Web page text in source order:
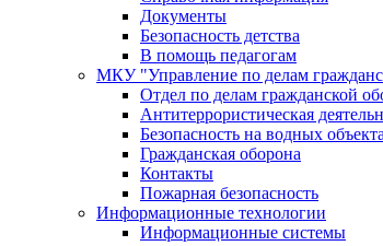
Документы
Безопасность детства
В помощь педагогам
МКУ "Управление по делам
Отдел по делам гражданской
Антитеррористическая
Безопасность на водных
Гражданская оборона
Контакты
Пожарная безопасность
Информационные технологии
Информационные системы